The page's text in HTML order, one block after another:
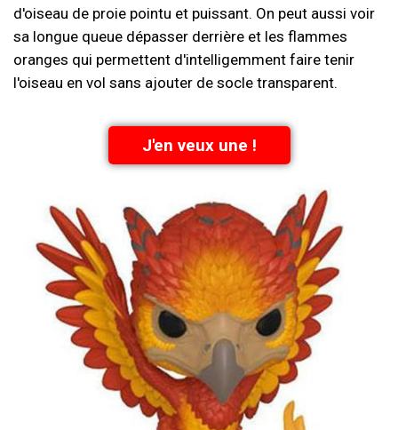
d'oiseau de proie pointu et puissant. On peut aussi voir
sa longue queue dépasser derrière et les flammes
oranges qui permettent d'intelligemment faire tenir
l'oiseau en vol sans ajouter de socle transparent.
J'en veux une !